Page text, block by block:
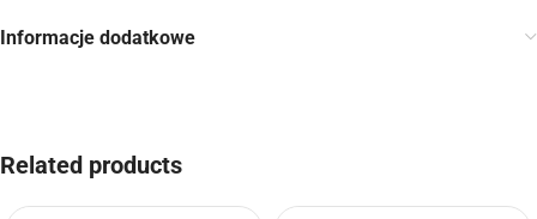
Informacje dodatkowe
Related products